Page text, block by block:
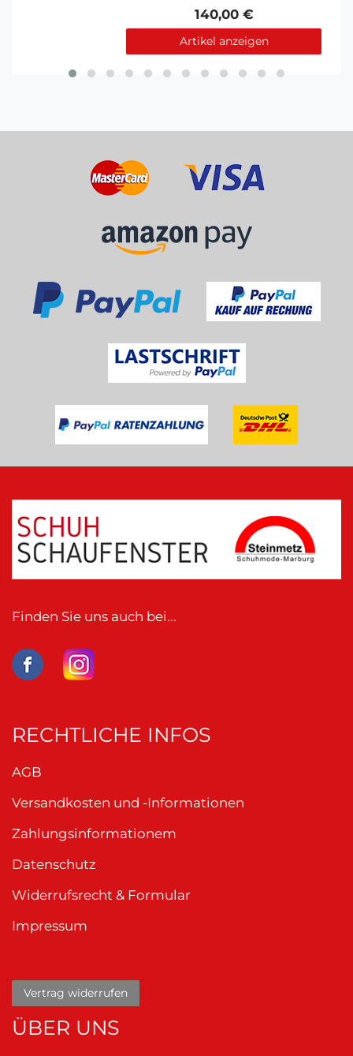
140,00 €
Artikel anzeigen
Finden Sie uns auch bei...
RECHTLICHE INFOS
AGB
Versandkosten und -Informationen
Zahlungsinformationem
Datenschutz
Widerrufsrecht & Formular
Impressum
Vertrag widerrufen
ÜBER UNS